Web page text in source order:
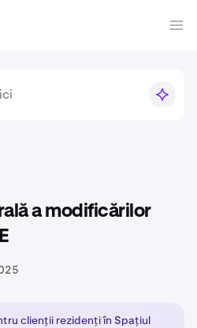
a modificărilor
clienții rezidenți în Spațiul